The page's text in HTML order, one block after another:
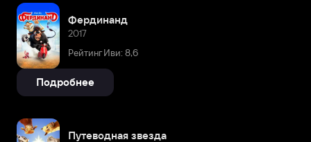
Фердинанд
2017
Рейтинг Иви: 8,6
Подробнее
Путеводная звезда